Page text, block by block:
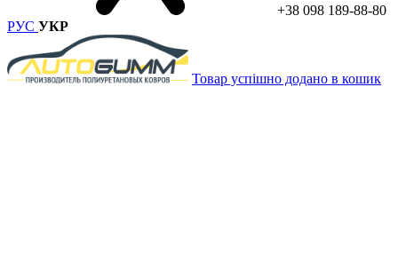
+38 098 189-88-80
РУС УКР
Товар успішно додано в кошик